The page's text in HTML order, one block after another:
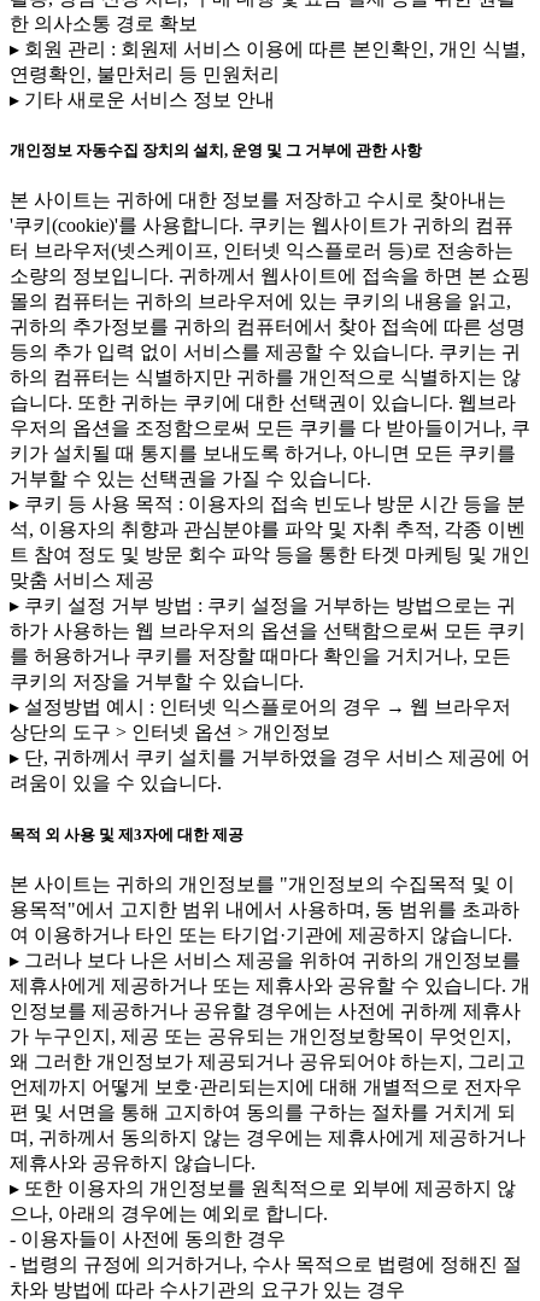
한 의사소통 경로 확보
▸ 회원 관리 : 회원제 서비스 이용에 따른 본인확인, 개인 식별,
연령확인, 불만처리 등 민원처리
▸ 기타 새로운 서비스 정보 안내
개인정보 자동수집 장치의 설치, 운영 및 그 거부에 관한 사항
본 사이트는 귀하에 대한 정보를 저장하고 수시로 찾아내는
'쿠키(cookie)'를 사용합니다. 쿠키는 웹사이트가 귀하의 컴퓨
터 브라우저(넷스케이프, 인터넷 익스플로러 등)로 전송하는
소량의 정보입니다. 귀하께서 웹사이트에 접속을 하면 본 쇼핑
몰의 컴퓨터는 귀하의 브라우저에 있는 쿠키의 내용을 읽고,
귀하의 추가정보를 귀하의 컴퓨터에서 찾아 접속에 따른 성명
등의 추가 입력 없이 서비스를 제공할 수 있습니다. 쿠키는 귀
하의 컴퓨터는 식별하지만 귀하를 개인적으로 식별하지는 않
습니다. 또한 귀하는 쿠키에 대한 선택권이 있습니다. 웹브라
우저의 옵션을 조정함으로써 모든 쿠키를 다 받아들이거나, 쿠
키가 설치될 때 통지를 보내도록 하거나, 아니면 모든 쿠키를
거부할 수 있는 선택권을 가질 수 있습니다.
▸ 쿠키 등 사용 목적 : 이용자의 접속 빈도나 방문 시간 등을 분
석, 이용자의 취향과 관심분야를 파악 및 자취 추적, 각종 이벤
트 참여 정도 및 방문 회수 파악 등을 통한 타겟 마케팅 및 개인
맞춤 서비스 제공
▸ 쿠키 설정 거부 방법 : 쿠키 설정을 거부하는 방법으로는 귀
하가 사용하는 웹 브라우저의 옵션을 선택함으로써 모든 쿠키
를 허용하거나 쿠키를 저장할 때마다 확인을 거치거나, 모든
쿠키의 저장을 거부할 수 있습니다.
▸ 설정방법 예시 : 인터넷 익스플로어의 경우 → 웹 브라우저
상단의 도구 > 인터넷 옵션 > 개인정보
▸ 단, 귀하께서 쿠키 설치를 거부하였을 경우 서비스 제공에 어
려움이 있을 수 있습니다.
목적 외 사용 및 제3자에 대한 제공
본 사이트는 귀하의 개인정보를 "개인정보의 수집목적 및 이
용목적"에서 고지한 범위 내에서 사용하며, 동 범위를 초과하
여 이용하거나 타인 또는 타기업·기관에 제공하지 않습니다.
▸ 그러나 보다 나은 서비스 제공을 위하여 귀하의 개인정보를
제휴사에게 제공하거나 또는 제휴사와 공유할 수 있습니다. 개
인정보를 제공하거나 공유할 경우에는 사전에 귀하께 제휴사
가 누구인지, 제공 또는 공유되는 개인정보항목이 무엇인지,
왜 그러한 개인정보가 제공되거나 공유되어야 하는지, 그리고
언제까지 어떻게 보호·관리되는지에 대해 개별적으로 전자우
편 및 서면을 통해 고지하여 동의를 구하는 절차를 거치게 되
며, 귀하께서 동의하지 않는 경우에는 제휴사에게 제공하거나
제휴사와 공유하지 않습니다.
▸ 또한 이용자의 개인정보를 원칙적으로 외부에 제공하지 않
으나, 아래의 경우에는 예외로 합니다.
- 이용자들이 사전에 동의한 경우
- 법령의 규정에 의거하거나, 수사 목적으로 법령에 정해진 절
차와 방법에 따라 수사기관의 요구가 있는 경우